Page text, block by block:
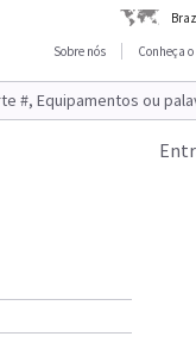
Sobre nós
Conheça